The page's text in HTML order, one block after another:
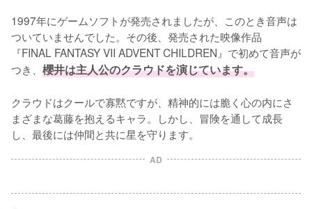
1997年にゲームソフトが発売されましたが、このとき音声は
ついていませんでした。その後、発売された映像作品
『FINAL FANTASY VII ADVENT CHILDREN』で初めて音声が
つき、 櫻井は主人公のクラウドを演じています。
クラウドはクールで寡黙ですが、精神的には脆く心の内にさ
まざまな葛藤を抱えるキャラ。しかし、冒険を通して成長
し、最後には仲間と共に星を守ります。
AD